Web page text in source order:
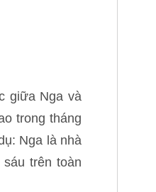
giữa Nga và
trong tháng
Nga là nhà
trên toàn